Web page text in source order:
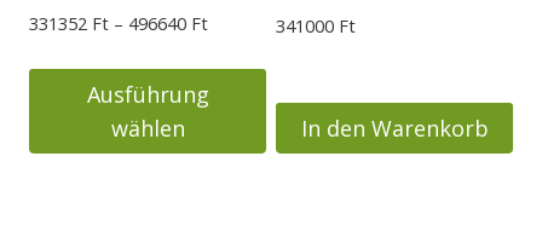
werden
gewählt
331352 Ft – 496640 FtPreisspanne:
bis
496640 Ft
Ausführung
wählen
341000 Ft
In den Warenkorb